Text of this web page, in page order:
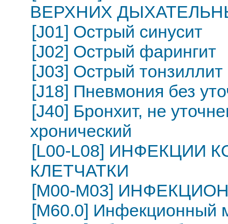
ВЕРХНИХ
[J01] Острый синусит
[J02] Острый фарингит
[J03] Острый тонзиллит
[J18] Пневмония без
[J40] Бронхит, не
хронический
[L00-L08] ИНФЕКЦИИ
КЛЕТЧАТКИ
[M00-M03]
[M60.0] Инфекционный